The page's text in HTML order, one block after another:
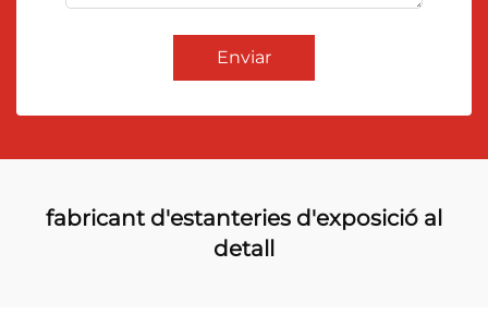
Enviar
fabricant d'estanteries d'exposició al
detall